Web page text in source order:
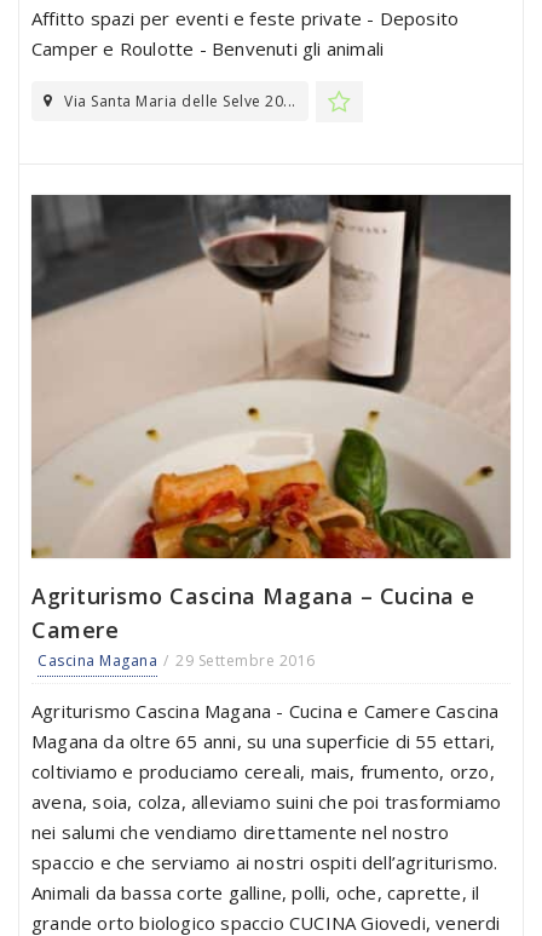
Affitto spazi per eventi e feste private - Deposito
Camper e Roulotte - Benvenuti gli animali
Via Santa Maria delle Selve 20...
Agriturismo Cascina Magana – Cucina e
Camere
Cascina Magana 29 Settembre 2016
Agriturismo Cascina Magana - Cucina e Camere Cascina
Magana da oltre 65 anni, su una superficie di 55 ettari,
coltiviamo e produciamo cereali, mais, frumento, orzo,
avena, soia, colza, alleviamo suini che poi trasformiamo
nei salumi che vendiamo direttamente nel nostro
spaccio e che serviamo ai nostri ospiti dell’agriturismo.
Animali da bassa corte galline, polli, oche, caprette, il
grande orto biologico spaccio CUCINA Giovedi, venerdi